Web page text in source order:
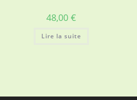
48,00€
Lire la suite